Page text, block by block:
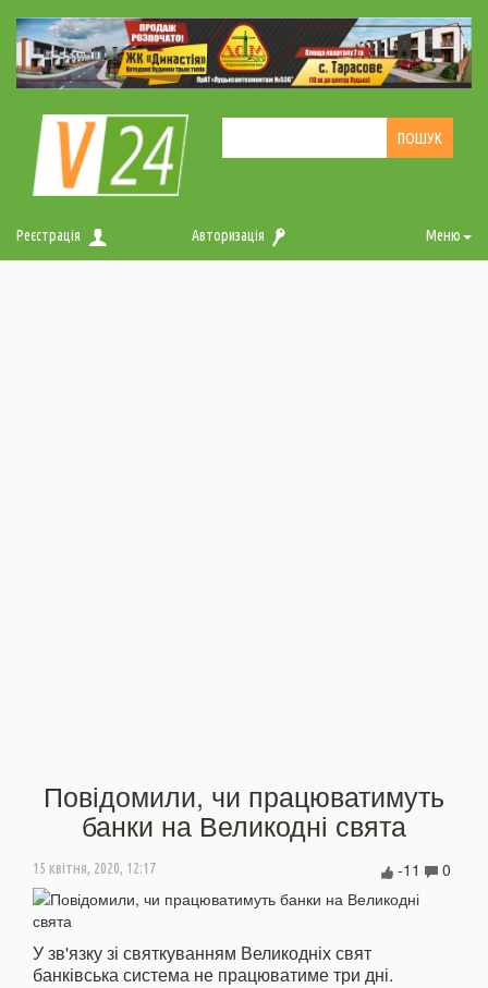
Реєстрація Авторизація Меню
Повідомили, чи працюватимуть
банки на Великодні свята
15 квітня, 2020, 12:17 0
-11
У зв'язку зі святкуванням Великодніх свят
банківська система не працюватиме три дні.